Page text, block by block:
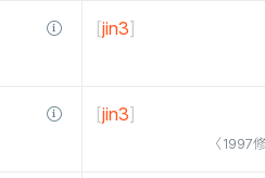
[jin3]
〈1997
[jin3]